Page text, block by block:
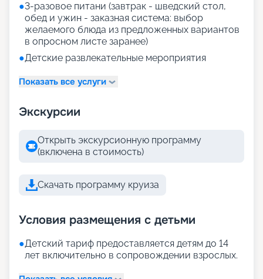
●3-разовое питани (завтрак - шведский стол,
обед и ужин - заказная система: выбор
желаемого блюда из предложенных вариантов
в опросном листе заранее)
●Детские развлекательные мероприятия
Показать все услуги
Экскурсии
Открыть экскурсионную программу
(включена в стоимость)
Скачать программу круиза
Условия размещения с детьми
●Детский тариф предоставляется детям до 14
лет включительно в сопровождении взрослых.